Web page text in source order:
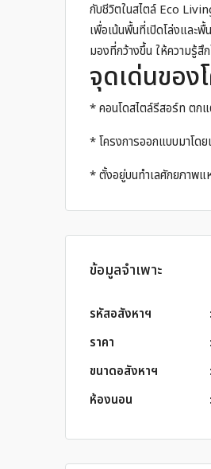
กับชีวิตในสไตล์ Eco
เพื่อเน้นพื้นที่เปิดโล่งและ
มองที่กว้างขึ้น ให้ความรู้สึ
จุดเด่นของ
* คอนโดสไตล์รีสอร์ท ต
* โครงการออกแบบมาโด
* ตั้งอยู่บนทำเลศักยภาพแ
ข้อมูลจำเพาะ
รหัสอสังหาฯ :
ราคา
:
ขนาดอสังหาฯ
:
ห้องนอน
: